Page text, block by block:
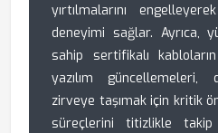
yırtılmalarını
deneyimi sağlar. Ayrıca,
sahip sertifikalı
yazılım güncellemeleri,
zirveye taşımak için kritik
süreçlerini titizlikle